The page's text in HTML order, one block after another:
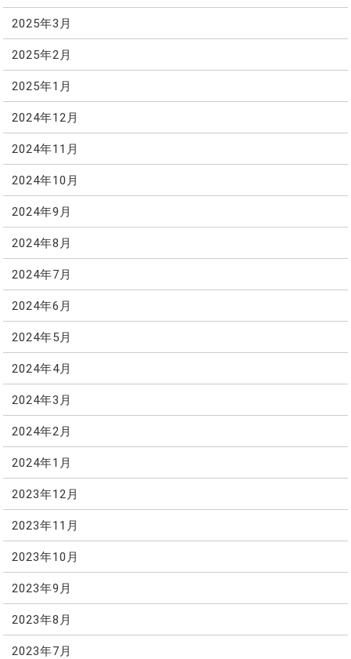
2025年3月
2025年2月
2025年1月
2024年12月
2024年11月
2024年10月
2024年9月
2024年8月
2024年7月
2024年6月
2024年5月
2024年4月
2024年3月
2024年2月
2024年1月
2023年12月
2023年11月
2023年10月
2023年9月
2023年8月
2023年7月